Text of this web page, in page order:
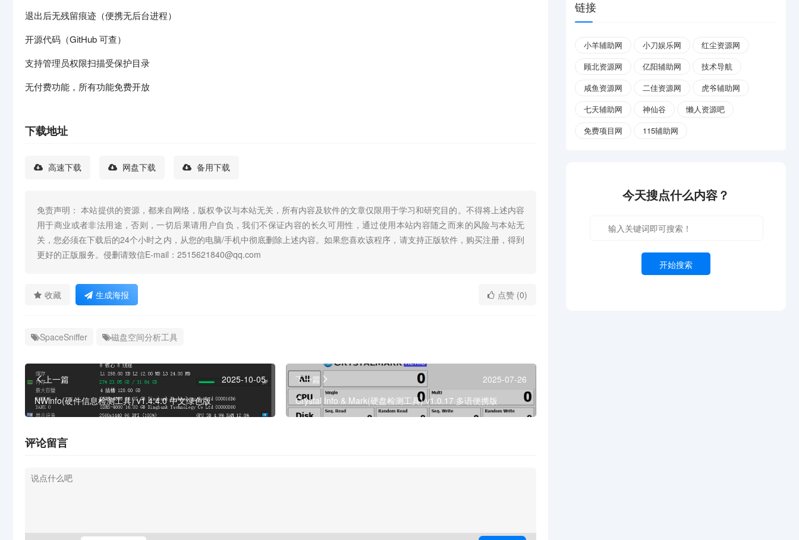
退出后无残留痕迹（便携无后台进程）
开源代码（GitHub 可查）
支持管理员权限扫描受保护目录
无付费功能，所有功能免费开放
下载地址
高速下载 网盘下载 备用下载
免责声明： 本站提供的资源，都来自网络，版权争议与本站无关，所有内容及软件的文章仅限用于学习和研究目的。不得将上述内容
用于商业或者非法用途，否则，一切后果请用户自负，我们不保证内容的长久可用性，通过使用本站内容随之而来的风险与本站无
关，您必须在下载后的24个小时之内，从您的电脑/手机中彻底删除上述内容。如果您喜欢该程序，请支持正版软件，购买注册，得到
更好的正版服务。侵删请致信E-mail：2515621840@qq.com
收藏 生成海报 点赞 (0)
SpaceSniffer 磁盘空间分析工具
上一篇
2025-10-05
NWinfo(硬件信息检测工具) v1.4.4.0 中文绿色版
下一篇
2025-07-26
Crystal Info & Mark(硬盘检测工具) v1.0.17 多语便携版
评论留言
链接
小羊辅助网 小刀娱乐网
红尘资源网
顾北资源网
亿阳辅助网
技术导航
咸鱼资源网
二佳资源网
虎爷辅助网
七天辅助网
神仙谷
懒人资源吧
免费项目网
115辅助网
今天搜点什么内容？
开始搜索